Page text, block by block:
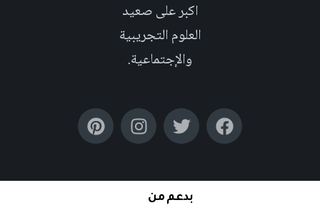
اكبر على صعيد
العلوم التجريبية
والإجتماعية.
بدعم من